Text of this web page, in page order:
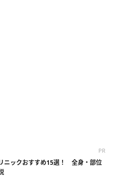
PR
ニックおすすめ15選！ 全身・部位